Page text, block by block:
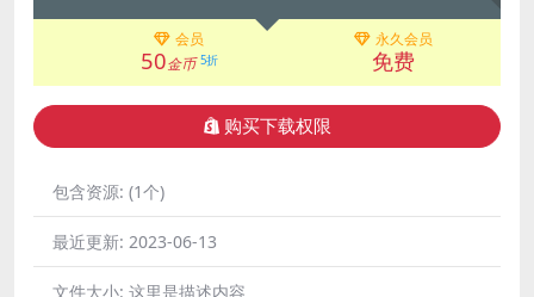
会员
50金币 5折
永久会员
免费
购买下载权限
包含资源: (1个)
最近更新: 2023-06-13
文件大小: 这里是描述内容